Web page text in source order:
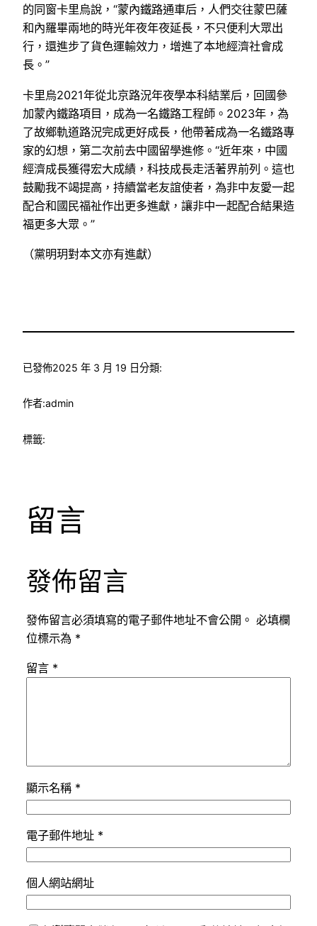
的同窗卡里烏說，“蒙內鐵路通車后，人們交往蒙巴薩
和內羅畢兩地的時光年夜年夜延長，不只便利大眾出
行，還進步了貨色運輸效力，增進了本地經濟社會成
長。”
卡里烏2021年從北京路況年夜學本科結業后，回國參
加蒙內鐵路項目，成為一名鐵路工程師。2023年，為
了故鄉軌道路況完成更好成長，他帶著成為一名鐵路專
家的幻想，第二次前去中國留學進修。“近年來，中國
經濟成長獲得宏大成績，科技成長走活著界前列。這也
鼓勵我不竭提高，持續當老友誼使者，為非中友愛一起
配合和國民福祉作出更多進獻，讓非中一起配合結果造
福更多大眾。”
（黨明玥對本文亦有進獻）
已發佈2025 年 3 月 19 日分類:
作者:admin
標籤:
留言
發佈留言
發佈留言必須填寫的電子郵件地址不會公開。 必填欄
位標示為 *
留言 *
顯示名稱 *
電子郵件地址 *
個人網站網址